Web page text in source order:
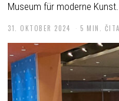
Museum für moderne
31. OKTOBER 2024 5 MIN.